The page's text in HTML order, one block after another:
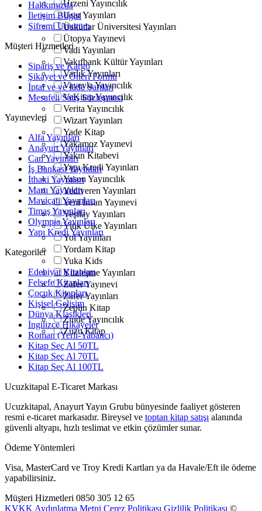
Urzeni Yayıncılık
Usar Yayınları
Üsküdar Üniversitesi Yayınları
Ütopya Yayınevi
Vadi Yayınları
Vakıfbank Kültür Yayınları
Varlık Yayınları
Vaveyla Yayıncılık
VeKitap Yayıncılık
Verita Yayıncılık
Wizart Yayınları
Yade Kitap
Yakamoz Yayınevi
Yakın Kitabevi
Yapı Kredi Yayınları
Yason Yayıncılık
Yediveren Yayınları
Yeni İnsan Yayınevi
Yeşilay Yayınları
Yitik Ülke Yayınları
Yol Yayınları
Yordam Kitap
Yuka Kids
Yüzleşme Yayınları
Zafer Yayınevi
Zafer Yayınları
Zeplin Kitap
Zinde Yayıncılık
Zuzu Kitap
Hakkımızda
İletişim Bilgisi
Şifremi Unuttum
Müşteri Hizmetleri
Sipariş ve Kargo
Şikayet ve Öneri Formu
İptal ve ve İade Şartları
Mesafeli Satış Sözleşmesi
Yayınevleri
Alfa Yayınları
Anayurt Yayınları
Can Yayınları
İş Bankası Yayınları
İthaki Yayınları
Martı Yayınları
Maviçatı Yayınları
Timaş Yayınları
Olympia Yayınları
Yapı Kredi Yayınları
Kategoriler
Edebiyat Kitapları
Felsefe Kitapları
Çocuk Kitapları
Kişisel Gelişim
Dünya Klasikleri
İngilizce Hikayeler
Roman (Yerli-Yabancı)
Kitap Seç Al 50TL
Kitap Seç Al 70TL
Kitap Seç Al 100TL
Ucuzkitapal E-Ticaret Markası
Ucuzkitapal, Anayurt Yayın Grubu bünyesinde faaliyet gösteren
resmi e-ticaret markasıdır. Bireysel ve toptan kitap satışı alanında
güvenli altyapı, hızlı teslimat ve etkin çözümler sunar.
Ödeme Yöntemleri
Visa, MasterCard ve Troy Kredi Kartları ya da Havale/Eft ile ödeme
yapabilirsiniz.
Müşteri Hizmetleri 0850 305 12 65
KVKK Aydınlatma Metni Çerez Politikası Gizlilik Politikası ©